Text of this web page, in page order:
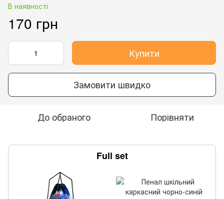
В наявності
170 грн
Купити
Замовити швидко
До обраного Порівняти
Full set